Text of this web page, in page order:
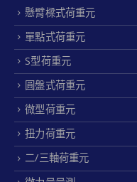
懸臂樑式荷重元
單點式荷重元
S型荷重元
圓盤式荷重元
微型荷重元
扭力荷重元
二/三軸荷重元